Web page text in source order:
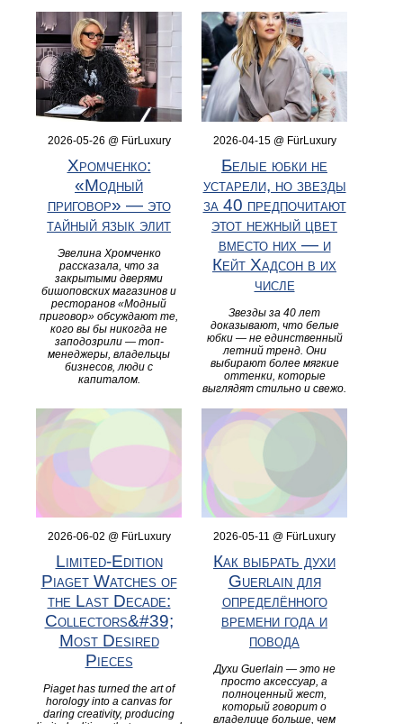
2026-05-26 @ FürLuxury
Хромченко:
«Модный
приговор» — это
тайный язык элит
Эвелина Хромченко
рассказала, что за
закрытыми дверями
бишоповских магазинов и
ресторанов «Модный
приговор» обсуждают те,
кого вы бы никогда не
заподозрили — топ-
менеджеры, владельцы
бизнесов, люди с
капиталом.
2026-04-15 @ FürLuxury
Белые юбки не
устарели, но звезды
за 40 предпочитают
этот нежный цвет
вместо них — и
Кейт Хадсон в их
числе
Звезды за 40 лет
доказывают, что белые
юбки — не единственный
летний тренд. Они
выбирают более мягкие
оттенки, которые
выглядят стильно и свежо.
2026-06-02 @ FürLuxury
Limited‑Edition
Piaget Watches of
the Last Decade:
Collectors&#39;
Most Desired
Pieces
Piaget has turned the art of
horology into a canvas for
daring creativity, producing
2026-05-11 @ FürLuxury
Как выбрать духи
Guerlain для
определённого
времени года и
повода
Духи Guerlain — это не
просто аксессуар, а
полноценный жест,
который говорит о
владелице больше, чем